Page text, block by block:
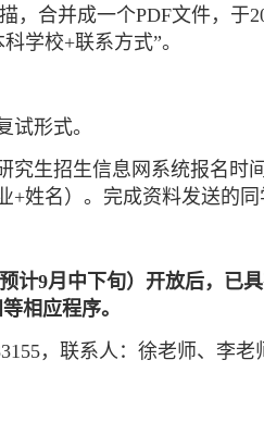
，合并成一个PDF文件，于
科学校+联系方式”。
试形式。
究生招生信息网系统报名时
+姓名）。完成资料发送的
计9月中下旬）开放后，已
相应程序。
，联系人：徐老师、李老